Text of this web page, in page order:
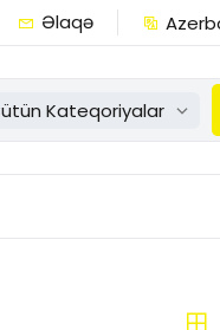
Əlaqə
Kateqoriyalar